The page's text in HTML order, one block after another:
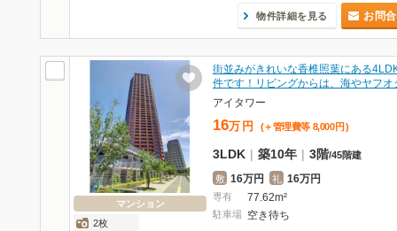
物件詳細を見る お問
マンション
2枚
街並みがきれいな香椎照葉にある
件です！リビングからは、海やヤフ
アイタワー
16万 円 (＋管理費等 8,000 円 )
3LDK | 築10年 | 3階/45階建
敷 16万円 礼 16万円
専有 77.62m²
駐車場 空き待ち